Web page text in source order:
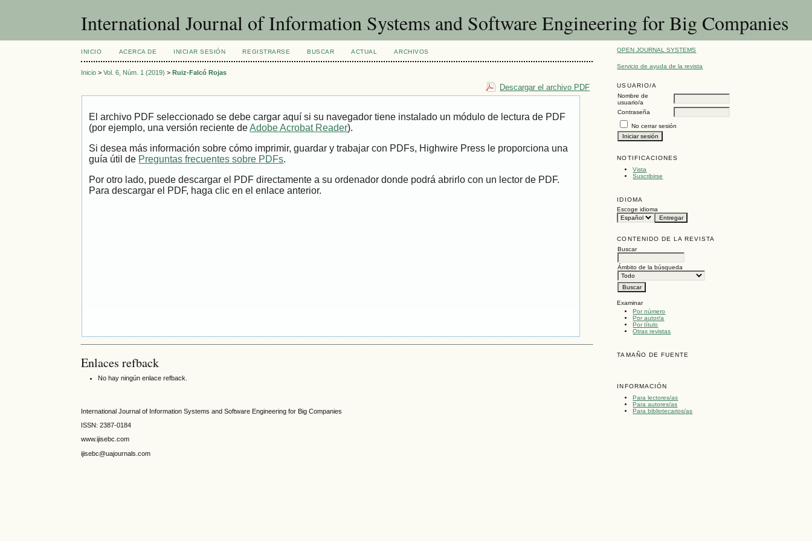
International Journal of Information Systems and Software Engineering for Big Companies
OPEN JOURNAL SYSTEMS
Servicio de ayuda de la revista
USUARIO/A
Nombre de
usuario/a
Contraseña
No cerrar sesión
NOTIFICACIONES
Vista
Suscribirse
IDIOMA
Escoge idioma
CONTENIDO DE LA REVISTA
Buscar
Ámbito de la búsqueda
Examinar
Por número
Por autor/a
Por título
Otras revistas
TAMAÑO DE FUENTE
INFORMACIÓN
Para lectores/as
Para autores/as
Para bibliotecarios/as
INICIO ACERCA DE INICIAR SESIÓN REGISTRARSE BUSCAR ACTUAL ARCHIVOS
Inicio >Vol. 6, Núm. 1 (2019) >Ruiz-Falcó Rojas
Descargar el archivo PDF
El archivo PDF seleccionado se debe cargar aquí si su navegador tiene instalado un módulo de lectura de PDF
(por ejemplo, una versión reciente deAdobe Acrobat Reader).
Si desea más información sobre cómo imprimir, guardar y trabajar con PDFs, Highwire Press le proporciona una
guía útil de Preguntas frecuentes sobre PDFs.
Por otro lado, puede descargar el PDF directamente a su ordenador donde podrá abrirlo con un lector de PDF.
Para descargar el PDF, haga clic en el enlace anterior.
Enlaces refback
No hay ningún enlace refback.
International Journal of Information Systems and Software Engineering for Big Companies
ISSN: 2387-0184
www.ijisebc.com
ijisebc@uajournals.com